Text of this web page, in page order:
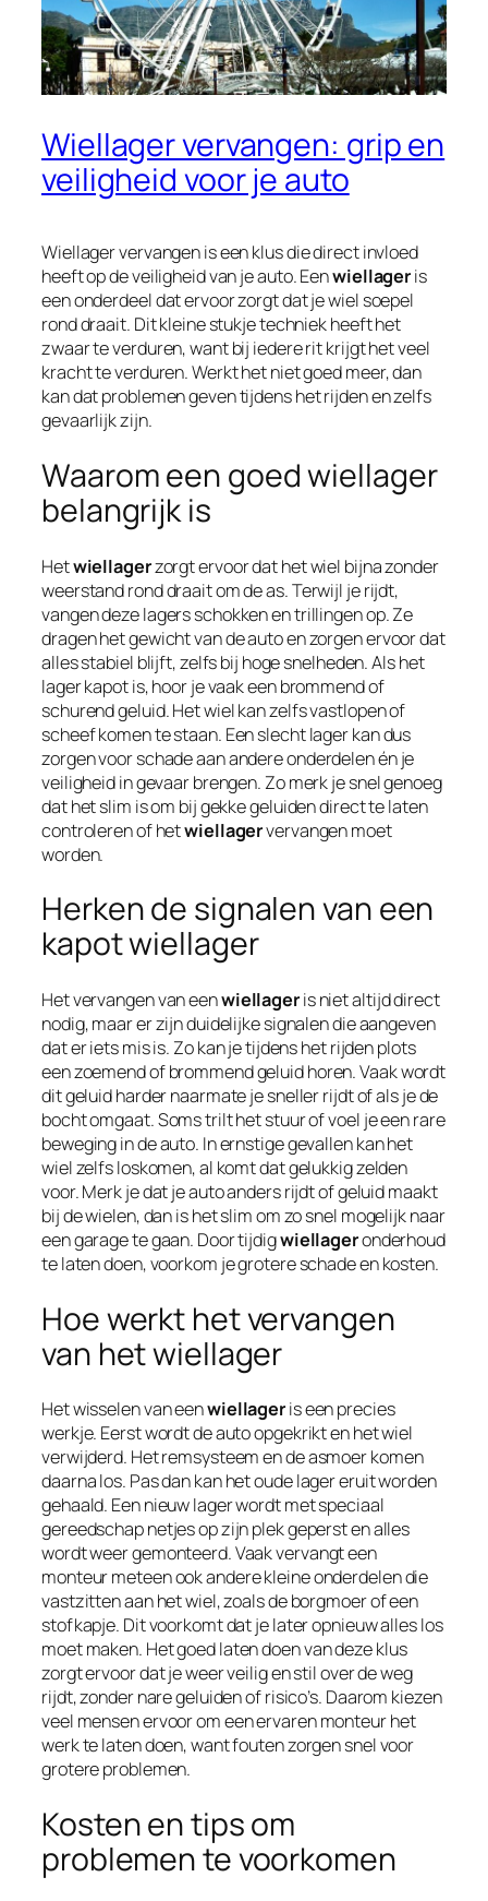
Wiellager vervangen: grip en
veiligheid voor je auto
Wiellager vervangen is een klus die direct invloed
heeft op de veiligheid van je auto. Eenwiellageris
een onderdeel dat ervoor zorgt dat je wiel soepel
rond draait. Dit kleine stukje techniek heeft het
zwaar te verduren, want bij iedere rit krijgt het veel
kracht te verduren. Werkt het niet goed meer, dan
kan dat problemen geven tijdens het rijden en zelfs
gevaarlijk zijn.
Waarom een goed wiellager
belangrijk is
Hetwiellagerzorgt ervoor dat het wiel bijna zonder
weerstand rond draait om de as. Terwijl je rijdt,
vangen deze lagers schokken en trillingen op. Ze
dragen het gewicht van de auto en zorgen ervoor dat
alles stabiel blijft, zelfs bij hoge snelheden. Als het
lager kapot is, hoor je vaak een brommend of
schurend geluid. Het wiel kan zelfs vastlopen of
scheef komen te staan. Een slecht lager kan dus
zorgen voor schade aan andere onderdelen én je
veiligheid in gevaar brengen. Zo merk je snel genoeg
dat het slim is om bij gekke geluiden direct te laten
controleren of hetwiellagervervangen moet
worden.
Herken de signalen van een
kapot wiellager
Het vervangen van eenwiellageris niet altijd direct
nodig, maar er zijn duidelijke signalen die aangeven
dat er iets mis is. Zo kan je tijdens het rijden plots
een zoemend of brommend geluid horen. Vaak wordt
dit geluid harder naarmate je sneller rijdt of als je de
bocht omgaat. Soms trilt het stuur of voel je een rare
beweging in de auto. In ernstige gevallen kan het
wiel zelfs loskomen, al komt dat gelukkig zelden
voor. Merk je dat je auto anders rijdt of geluid maakt
bij de wielen, dan is het slim om zo snel mogelijk naar
een garage te gaan. Door tijdigwiellageronderhoud
te laten doen, voorkom je grotere schade en kosten.
Hoe werkt het vervangen
van het wiellager
Het wisselen van eenwiellageris een precies
werkje. Eerst wordt de auto opgekrikt en het wiel
verwijderd. Het remsysteem en de asmoer komen
daarna los. Pas dan kan het oude lager eruit worden
gehaald. Een nieuw lager wordt met speciaal
gereedschap netjes op zijn plek geperst en alles
wordt weer gemonteerd. Vaak vervangt een
monteur meteen ook andere kleine onderdelen die
vastzitten aan het wiel, zoals de borgmoer of een
stofkapje. Dit voorkomt dat je later opnieuw alles los
moet maken. Het goed laten doen van deze klus
zorgt ervoor dat je weer veilig en stil over de weg
rijdt, zonder nare geluiden of risico’s. Daarom kiezen
veel mensen ervoor om een ervaren monteur het
werk te laten doen, want fouten zorgen snel voor
grotere problemen.
Kosten en tips om
problemen te voorkomen